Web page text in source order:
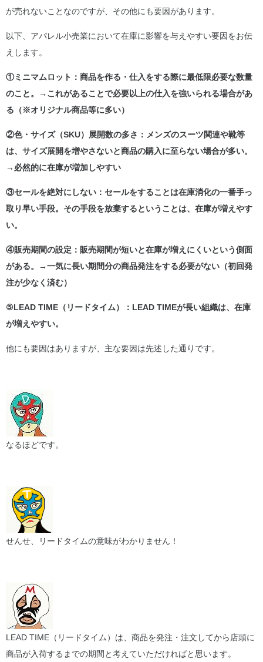
が売れないことなのですが、その他にも要因があります。
以下、アパレル小売業において在庫に影響を与えやすい要因をお伝
えします。
①ミニマムロット：商品を作る・仕入をする際に最低限必要な数量
のこと。→これがあることで必要以上の仕入を強いられる場合があ
る（※オリジナル商品等に多い）
②色・サイズ（SKU）展開数の多さ：メンズのスーツ関連や靴等
は、サイズ展開を増やさないと商品の購入に至らない場合が多い。
→必然的に在庫が増加しやすい
③セールを絶対にしない：セールをすることは在庫消化の一番手っ
取り早い手段。その手段を放棄するということは、在庫が増えやす
い。
④販売期間の設定：販売期間が短いと在庫が増えにくいという側面
がある。→一気に長い期間分の商品発注をする必要がない（初回発
注が少なく済む）
⑤LEAD TIME （リードタイム）
：LEAD TIMEが長い組織は、在庫
が増えやすい。
他にも要因はありますが、主な要因は先述した通りです。
なるほどです。
せんせ、リードタイムの意味がわかりません！
LEAD TIME（リードタイム）は、商品を発注・注文してから店頭に
商品が入荷するまでの期間と考えていただければと思います。